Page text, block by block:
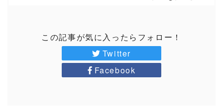
この記事が気に入ったらフォロー！
Twitter
Facebook